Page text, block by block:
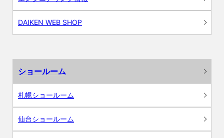
DAIKEN WEB SHOP
ショールーム
札幌ショールーム
仙台ショールーム